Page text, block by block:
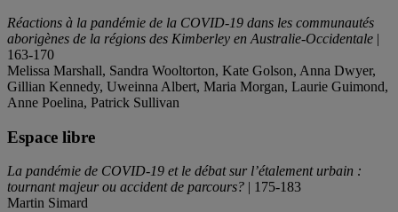
Réactions à la pandémie de la COVID-19 dans les communautés
aborigènes de la régions des Kimberley en Australie-Occidentale |
163-170
Melissa Marshall, Sandra Wooltorton, Kate Golson, Anna Dwyer,
Gillian Kennedy, Uweinna Albert, Maria Morgan, Laurie Guimond,
Anne Poelina, Patrick Sullivan
Espace libre
La pandémie de COVID-19 et le débat sur l’étalement urbain :
tournant majeur ou accident de parcours? | 175-183
Martin Simard